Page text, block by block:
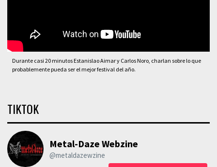
Durante casi 20 minutos Estanislao Aimar y Carlos Noro, charlan sobre lo que
probablemente pueda ser el mejor festival del año.
TIKTOK
Metal-Daze Webzine
@metaldazewzine